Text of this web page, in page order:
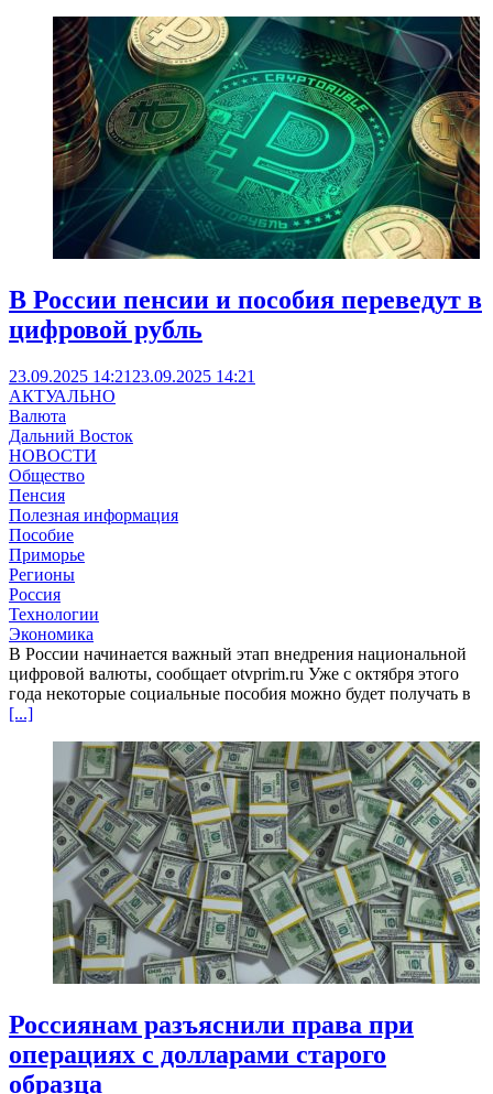
В России пенсии и пособия переведут в
цифровой рубль
23.09.2025 14:21 23.09.2025 14:21
АКТУАЛЬНО
Валюта
Дальний Восток
НОВОСТИ
Общество
Пенсия
Полезная информация
Пособие
Приморье
Регионы
Россия
Технологии
Экономика
В России начинается важный этап внедрения национальной
цифровой валюты, сообщает otvprim.ru Уже с октября этого
года некоторые социальные пособия можно будет получать в
[...]
Россиянам разъяснили права при
операциях с долларами старого
образца